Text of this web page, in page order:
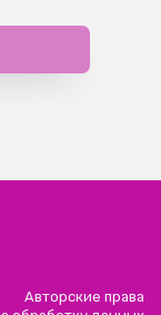
Авторские права